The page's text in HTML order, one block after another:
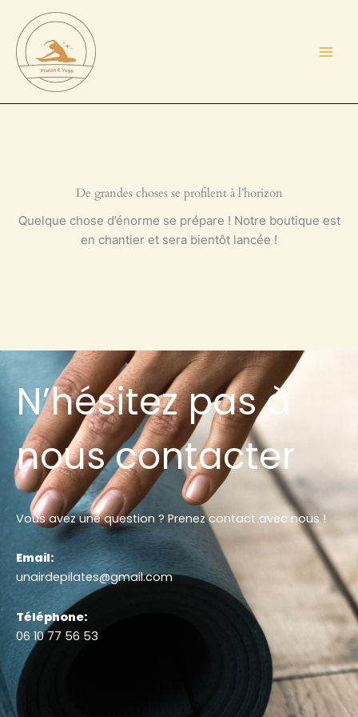
contenu
De grandes choses se profilent à l’horizon
Quelque chose d’énorme se prépare ! Notre boutique est
en chantier et sera bientôt lancée !
N’hésitez pas à
nous contacter
Vous avez une question ? Prenez contact avec nous !
Email:
unairdepilates@gmail.com
Téléphone:
06 10 77 56 53